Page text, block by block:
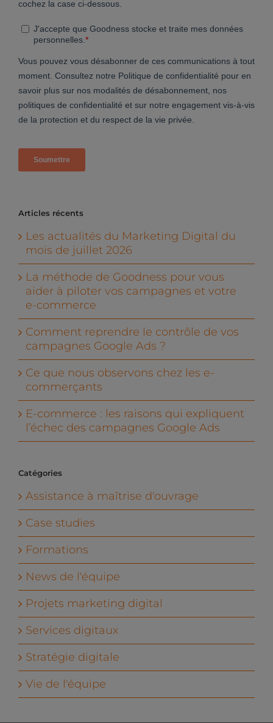
Articles récents
Les actualités du Marketing Digital du
mois de juillet 2026
La méthode de Goodness pour vous
aider à piloter vos campagnes et votre
e-commerce
Comment reprendre le contrôle de vos
campagnes Google Ads ?
Ce que nous observons chez les e-
commerçants
E-commerce : les raisons qui expliquent
l’échec des campagnes Google Ads
Catégories
Assistance à maîtrise d'ouvrage
Case studies
Formations
News de l'équipe
Projets marketing digital
Services digitaux
Stratégie digitale
Vie de l'équipe